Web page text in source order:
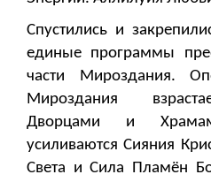
Спустились и
единые программы
части Мироздания.
Мироздания
Дворцами и
усиливаются Сияния
Света и Сила Пламён